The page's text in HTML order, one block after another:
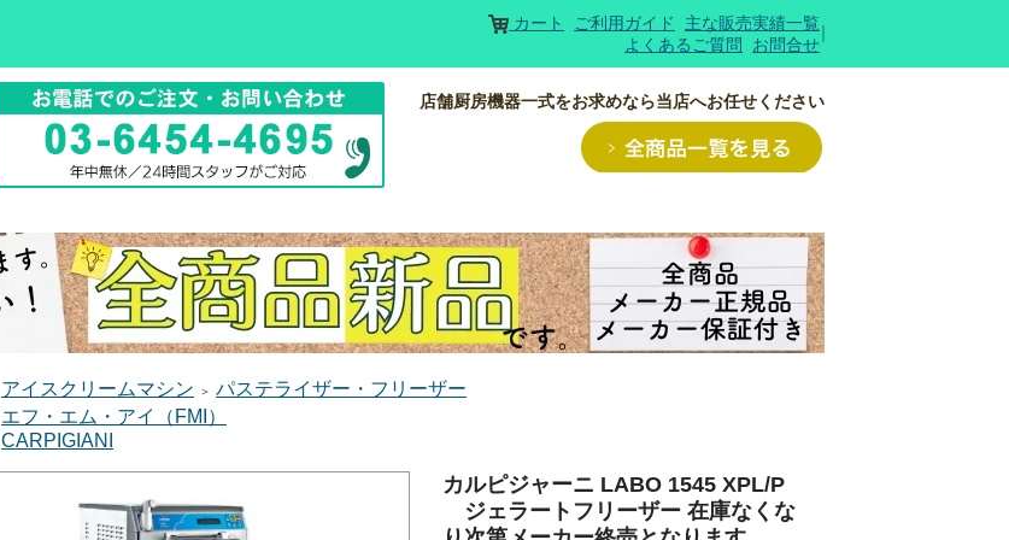
カート ご利用ガイド
主な販売実績一覧
よくあるご質問
お問合せ
店舗厨房機器一式をお求めなら当店へお任せください
アイスクリームマシン ＞ パステライザー・フリーザー
エフ・エム・アイ（FMI）
CARPIGIANI
カルピジャーニ LABO 1545 XPL/P
ジェラートフリーザー 在庫なくな